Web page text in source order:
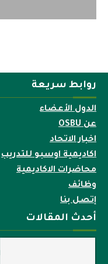
روابط سريعة
الدول الأعضاء
عن OSBU
اخبار الاتحاد
اكاديمية اوسبو للتدريب
محاضرات الاكاديمية
وظائف
إتصل بنا
أحدث المقالات